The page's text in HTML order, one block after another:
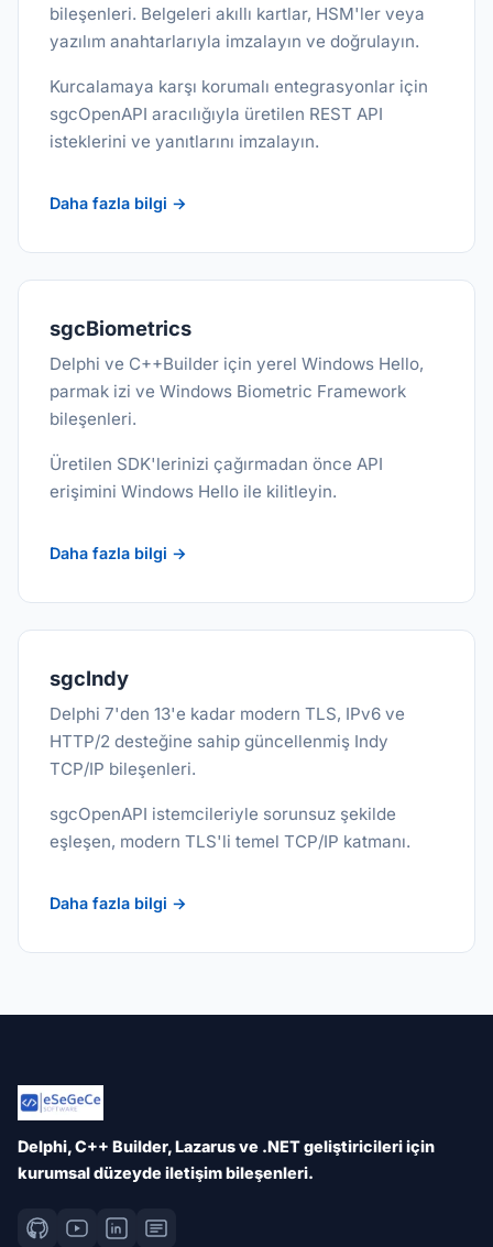
bileşenleri. Belgeleri akıllı kartlar, HSM'ler veya
yazılım anahtarlarıyla imzalayın ve doğrulayın.
Kurcalamaya karşı korumalı entegrasyonlar için
sgcOpenAPI aracılığıyla üretilen REST API
isteklerini ve yanıtlarını imzalayın.
Daha fazla bilgi →
sgcBiometrics
Delphi ve C++Builder için yerel Windows Hello,
parmak izi ve Windows Biometric Framework
bileşenleri.
Üretilen SDK'lerinizi çağırmadan önce API
erişimini Windows Hello ile kilitleyin.
Daha fazla bilgi →
sgcIndy
Delphi 7'den 13'e kadar modern TLS, IPv6 ve
HTTP/2 desteğine sahip güncellenmiş Indy
TCP/IP bileşenleri.
sgcOpenAPI istemcileriyle sorunsuz şekilde
eşleşen, modern TLS'li temel TCP/IP katmanı.
Daha fazla bilgi →
Delphi, C++ Builder, Lazarus ve .NET geliştiricileri için
kurumsal düzeyde iletişim bileşenleri.